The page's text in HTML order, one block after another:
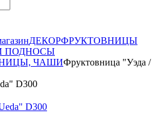
ДЕКОРФРУКТОВНИЦЫ
ПОДНОСЫ
ЧАШИФруктовница "Уэда /
D300